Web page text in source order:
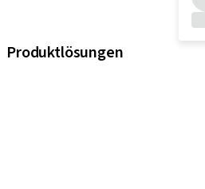
Produktlösungen